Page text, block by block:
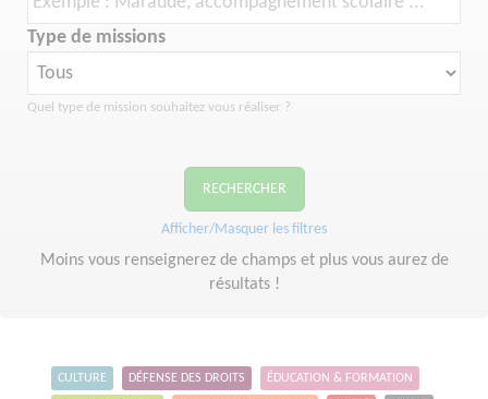
Type de missions
Quel type de mission souhaitez vous réaliser ?
RECHERCHER
Afficher/Masquer les filtres
Moins vous renseignerez de champs et plus vous aurez de
résultats !
CULTURE DÉFENSE DES DROITS ÉDUCATION & FORMATION